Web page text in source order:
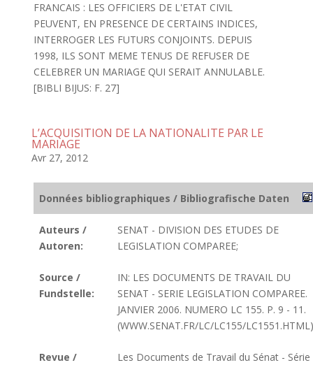
FRANCAIS : LES OFFICIERS DE L'ETAT CIVIL
PEUVENT, EN PRESENCE DE CERTAINS INDICES,
INTERROGER LES FUTURS CONJOINTS. DEPUIS
1998, ILS SONT MEME TENUS DE REFUSER DE
CELEBRER UN MARIAGE QUI SERAIT ANNULABLE.
[BIBLI BIJUS: F. 27]
L’ACQUISITION DE LA NATIONALITE PAR LE
MARIAGE
Avr 27, 2012
Données bibliographiques / Bibliografische Daten
Auteurs /
Autoren:
SENAT - DIVISION DES ETUDES DE
LEGISLATION COMPAREE;
Source /
Fundstelle:
IN: LES DOCUMENTS DE TRAVAIL DU
SENAT - SERIE LEGISLATION COMPAREE.
JANVIER 2006. NUMERO LC 155. P. 9 - 11.
(WWW.SENAT.FR/LC/LC155/LC1551.HTML)
Revue /
Les Documents de Travail du Sénat - Série